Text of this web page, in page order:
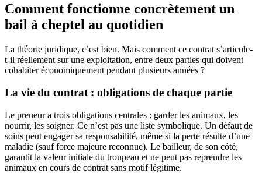
Comment fonctionne concrètement un
bail à cheptel au quotidien
La théorie juridique, c’est bien. Mais comment ce contrat s’articule-
t-il réellement sur une exploitation, entre deux parties qui doivent
cohabiter économiquement pendant plusieurs années ?
La vie du contrat : obligations de chaque partie
Le preneur a trois obligations centrales : garder les animaux, les
nourrir, les soigner. Ce n’est pas une liste symbolique. Un défaut de
soins peut engager sa responsabilité, même si la perte résulte d’une
maladie (sauf force majeure reconnue). Le bailleur, de son côté,
garantit la valeur initiale du troupeau et ne peut pas reprendre les
animaux en cours de contrat sans motif légitime.